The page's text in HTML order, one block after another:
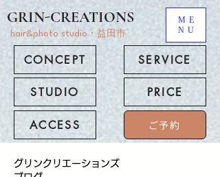
GRIN-CREATIONS
hair&photo studio・益田市
CONCEPT
STUDIO
ACCESS
SERVICE
PRICE
ご予約
ME
NU
​グリンクリエーションズ